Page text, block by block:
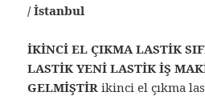
/ İstanbul
İKİNCİ EL ÇIKMA LASTİK
LASTİK YENİ LASTİK İŞ
GELMİŞTİRikinci el çıkma